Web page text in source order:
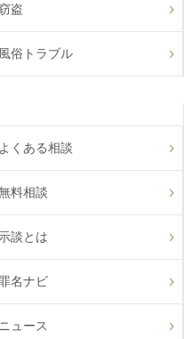
盗
風俗トラブル
よくある相談
料相談
談とは
名ナビ
ニュース